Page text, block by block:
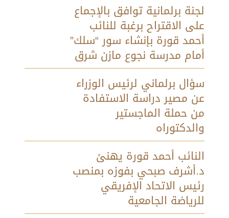
لجنة برلمانية توافق بالإجماع
على الاقتراح برغبة للنائب
أحمد قورة بإنشاء سور “سلك”
أمام مدرسة نجوع مازن شرق
سؤال برلماني لرئيس الوزراء
عن مصير دراسة الاستفادة
من حملة الماجستير
والدكتوراه
النائب أحمد قورة يهنئ
د.أشرف صبحي بفوزه بمنصب
رئيس الاتحاد الإفريقي
للرياضة الجامعية